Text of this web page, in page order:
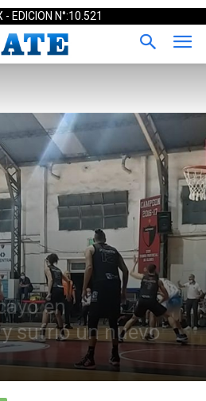
- EDICION N°:10.521
en
sufrió un nuevo